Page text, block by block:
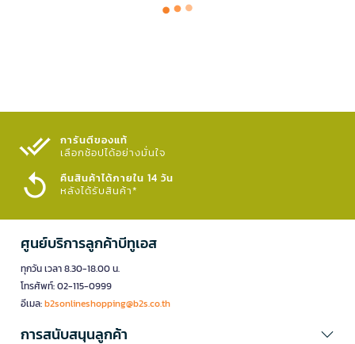
การันตีของแท้
เลือกช้อปได้อย่างมั่นใจ​
คืนสินค้าได้ภายใน 14 วัน
หลังได้รับสินค้า*
ศูนย์บริการลูกค้าบีทูเอส
ทุกวัน เวลา 8.30-18.00 น.
โทรศัพท์: 02-115-0999
อีเมล:b2sonlineshopping@b2s.co.th
การสนับสนุนลูกค้า